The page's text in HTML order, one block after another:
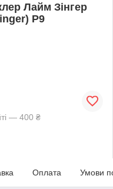
Лайм Зінгер
Р9
— 400 ₴
Оплата Умови